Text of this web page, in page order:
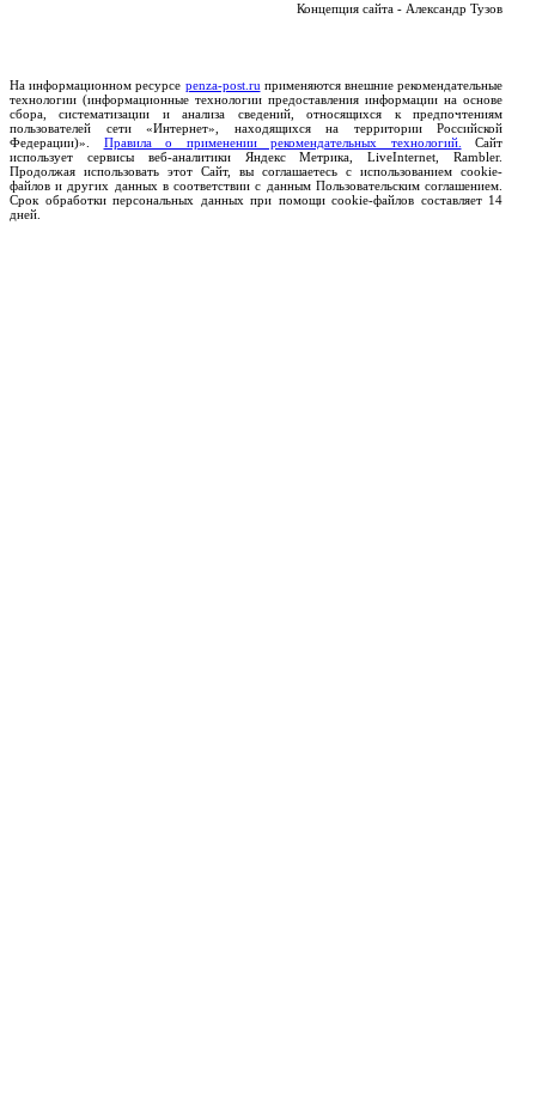
Концепция сайта - Александр Тузов
На информационном ресурсе penza-post.ru применяются внешние рекомендательные
технологии (информационные технологии предоставления информации на основе
сбора, систематизации и анализа сведений, относящихся к предпочтениям
пользователей сети «Интернет», находящихся на территории Российской
Федерации)». Правила о применении рекомендательных технологий.
Сайт
использует сервисы веб-аналитики Яндекс Метрика, LiveInternet, Rambler.
Продолжая использовать этот Сайт, вы соглашаетесь с использованием cookie-
файлов и других данных в соответствии с данным Пользовательским соглашением.
Срок обработки персональных данных при помощи cookie-файлов составляет 14
дней.